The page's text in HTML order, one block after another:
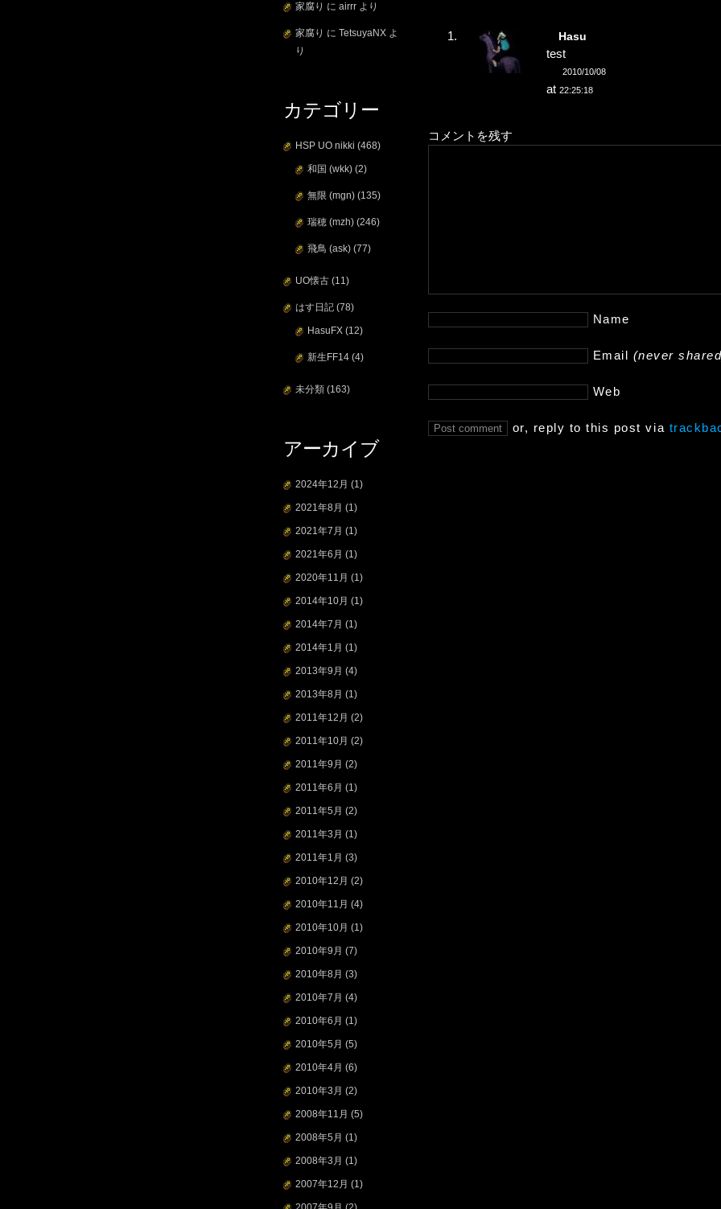
Hasu
test
2010/10/08
at 22:25:18
コメントを残す
Name
Email (never
Web
or, reply to this post via
家腐り に airrr より
家腐り に TetsuyaNX よ
り
カテゴリー
HSP UO nikki (468)
和国 (wkk) (2)
無限 (mgn) (135)
瑞穂 (mzh) (246)
飛鳥 (ask) (77)
UO懐古 (11)
はす日記 (78)
HasuFX (12)
新生FF14 (4)
未分類 (163)
アーカイブ
2024年12月 (1)
2021年8月 (1)
2021年7月 (1)
2021年6月 (1)
2020年11月 (1)
2014年10月 (1)
2014年7月 (1)
2014年1月 (1)
2013年9月 (4)
2013年8月 (1)
2011年12月 (2)
2011年10月 (2)
2011年9月 (2)
2011年6月 (1)
2011年5月 (2)
2011年3月 (1)
2011年1月 (3)
2010年12月 (2)
2010年11月 (4)
2010年10月 (1)
2010年9月 (7)
2010年8月 (3)
2010年7月 (4)
2010年6月 (1)
2010年5月 (5)
2010年4月 (6)
2010年3月 (2)
2008年11月 (5)
2008年5月 (1)
2008年3月 (1)
2007年12月 (1)